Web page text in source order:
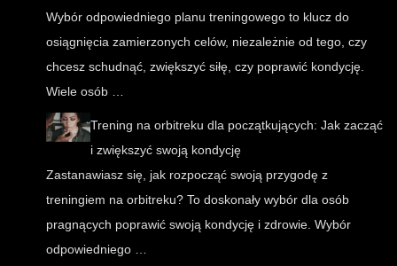
Wybór odpowiedniego planu treningowego to klucz do
osiągnięcia zamierzonych celów, niezależnie od tego, czy
chcesz schudnąć, zwiększyć siłę, czy poprawić kondycję.
Wiele osób …
Trening na orbitreku dla początkujących: Jak zacząć
i zwiększyć swoją kondycję
Zastanawiasz się, jak rozpocząć swoją przygodę z
treningiem na orbitreku? To doskonały wybór dla osób
pragnących poprawić swoją kondycję i zdrowie. Wybór
odpowiedniego …